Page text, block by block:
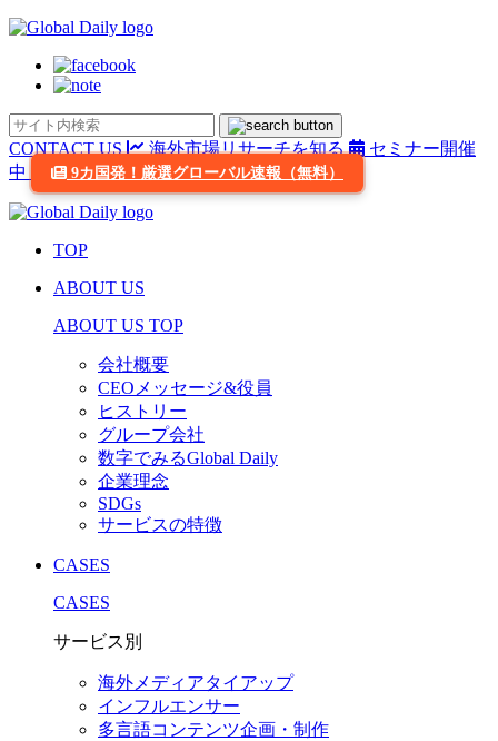
CONTACT US 海外市場リサーチを知る
セミナー開催
中
9カ国発！厳選グローバル速報（無料）
TOP
ABOUT US
ABOUT US TOP
会社概要
CEOメッセージ&役員
ヒストリー
グループ会社
数字でみるGlobal Daily
企業理念
SDGs
サービスの特徴
CASES
CASES
サービス別
海外メディアタイアップ
インフルエンサー
多言語コンテンツ企画・制作